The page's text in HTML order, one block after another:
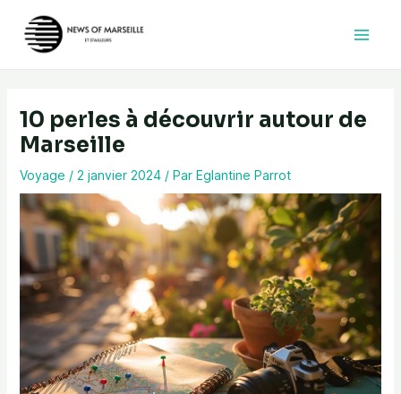
contenu
10 perles à découvrir autour de
Marseille
Voyage / 2 janvier 2024 / Par Eglantine Parrot